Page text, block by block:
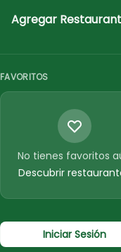
Iniciar Sesion
Agregar
FAVORITOS
No tienes favoritos
Descubrir
Iniciar Sesión